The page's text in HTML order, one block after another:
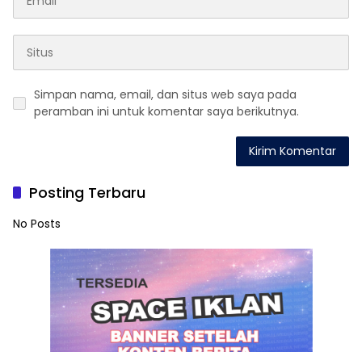
Simpan nama, email, dan situs web saya pada
peramban ini untuk komentar saya berikutnya.
Posting Terbaru
No Posts